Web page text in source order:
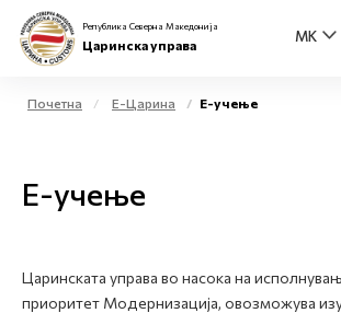
Физички лица
Бизнис заедница
Република Северна Македонија
Царинска управа
Почетна Е-Царина Е-учење
Е-учење
Царинската управа во насока на
приоритет Модернизација, овозможува